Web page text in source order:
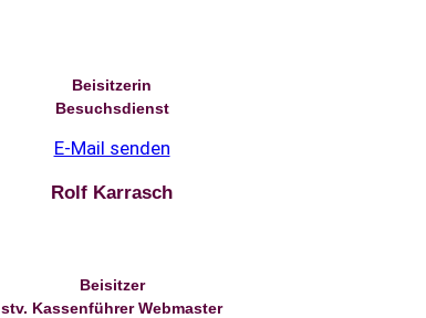
Beisitzerin
Besuchsdienst
E-Mail senden
Rolf Karrasch
Beisitzer
stv. Kassenführer Webmaster